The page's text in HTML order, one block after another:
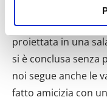
raccogliere
geografica, con
metro,
Identificare il
attivamente alla
(impronte digitali).
fiducia islandese.
seconda semifinale
proiettata in una
si è conclusa senza
noi segue anche le
fatto amicizia con